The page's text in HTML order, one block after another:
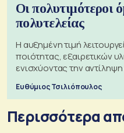
Οι πολυτιμότεροι
πολυτελείας
Η αυξημένη τιμή
ποιότητας, εξαιρετικών
ενισχύοντας την αντίληψη
Ευθύμιος Τσιλιόπουλος
Περισσότερα